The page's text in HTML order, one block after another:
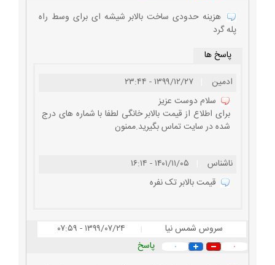
هزینه حدودی ساخت بالابر شیشه ای برای وسط راه
پله گرد
پاسخ ها
ادمین
۱۳۹۹/۱۲/۲۷ - ۲۳:۴۴
سلام دوست عزیز
برای اطلاع از قیمت بالابر خانگی لطفا با شماره های درج
شده در سایت تماس بگیرید.ممنون
ناشناس
۱۴۰۱/۱۱/۰۵ - ۱۶:۱۴
قیمت بالابر تک نفره
سروس شمس نیا | ۱۳۹۹/۰۷/۲۴ - ۰۷:۵۹
۰ ۰
پاسخ